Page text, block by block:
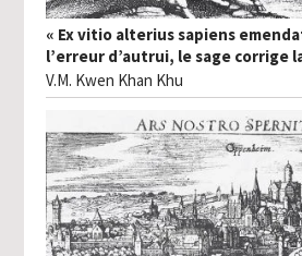
« Ex vitio alterius sapiens
l’erreur d’autrui, le sage corrige
V.M. Kwen Khan Khu